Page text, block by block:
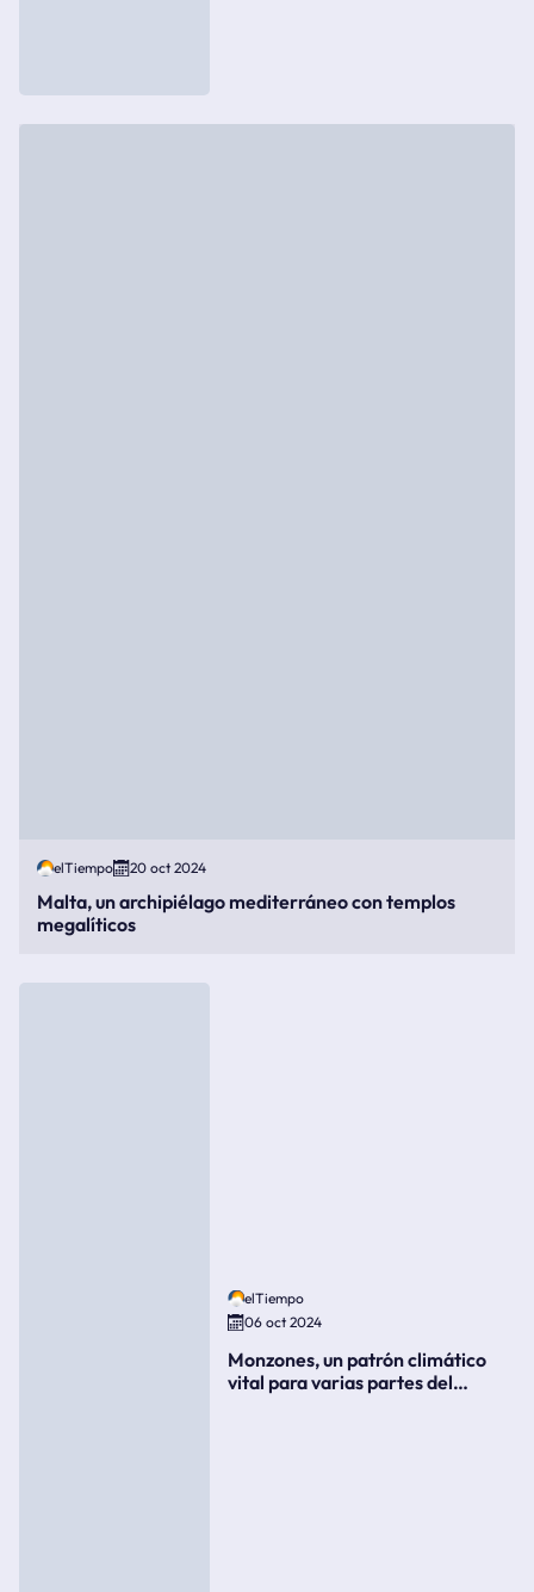
elTiempo 20 oct 2024
Malta, un archipiélago mediterráneo con templos
megalíticos
elTiempo
06 oct 2024
Monzones, un patrón climático
vital para varias partes del